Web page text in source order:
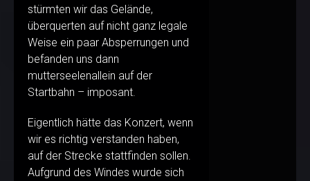
stürmten wir das Gelände,
überquerten auf nicht ganz legale
Weise ein paar Absperrungen und
befanden uns dann
mutterseelenallein auf der
Startbahn – imposant.
Eigentlich hätte das Konzert, wenn
wir es richtig verstanden haben,
auf der Strecke stattfinden sollen.
Aufgrund des Windes wurde sich